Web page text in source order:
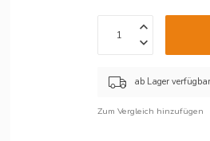
ab Lager verfügbar
Zum Vergleich hinzufügen